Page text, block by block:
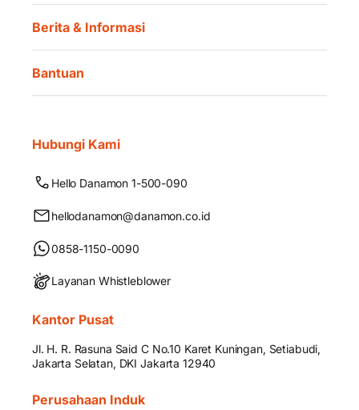
Berita & Informasi
Bantuan
Hubungi Kami
Hello Danamon 1-500-090
hellodanamon@danamon.co.id
0858-1150-0090
Layanan Whistleblower
Kantor Pusat
Jl. H. R. Rasuna Said C No.10 Karet Kuningan, Setiabudi,
Jakarta Selatan, DKI Jakarta 12940
Perusahaan Induk